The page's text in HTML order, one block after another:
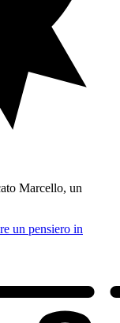
Marcello, un
un pensiero in